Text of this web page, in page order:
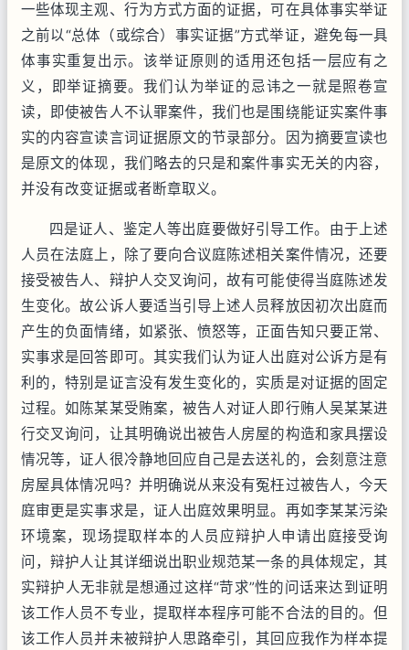
一些体现主观、行为方式方面的证据，可在具体事实举证
之前以“总体（或综合）事实证据”方式举证，避免每一具
体事实重复出示。该举证原则的适用还包括一层应有之
义，即举证摘要。我们认为举证的忌讳之一就是照卷宣
读，即使被告人不认罪案件，我们也是围绕能证实案件事
实的内容宣读言词证据原文的节录部分。因为摘要宣读也
是原文的体现，我们略去的只是和案件事实无关的内容，
并没有改变证据或者断章取义。
四是证人、鉴定人等出庭要做好引导工作。由于上述
人员在法庭上，除了要向合议庭陈述相关案件情况，还要
接受被告人、辩护人交叉询问，故有可能使得当庭陈述发
生变化。故公诉人要适当引导上述人员释放因初次出庭而
产生的负面情绪，如紧张、愤怒等，正面告知只要正常、
实事求是回答即可。其实我们认为证人出庭对公诉方是有
利的，特别是证言没有发生变化的，实质是对证据的固定
过程。如陈某某受贿案，被告人对证人即行贿人吴某某进
行交叉询问，让其明确说出被告人房屋的构造和家具摆设
情况等，证人很冷静地回应自己是去送礼的，会刻意注意
房屋具体情况吗？并明确说从来没有冤枉过被告人，今天
庭审更是实事求是，证人出庭效果明显。再如李某某污染
环境案，现场提取样本的人员应辩护人申请出庭接受询
问，辩护人让其详细说出职业规范某一条的具体规定，其
实辩护人无非就是想通过这样“苛求”性的问话来达到证明
该工作人员不专业，提取样本程序可能不合法的目的。但
该工作人员并未被辩护人思路牵引，其回应我作为样本提